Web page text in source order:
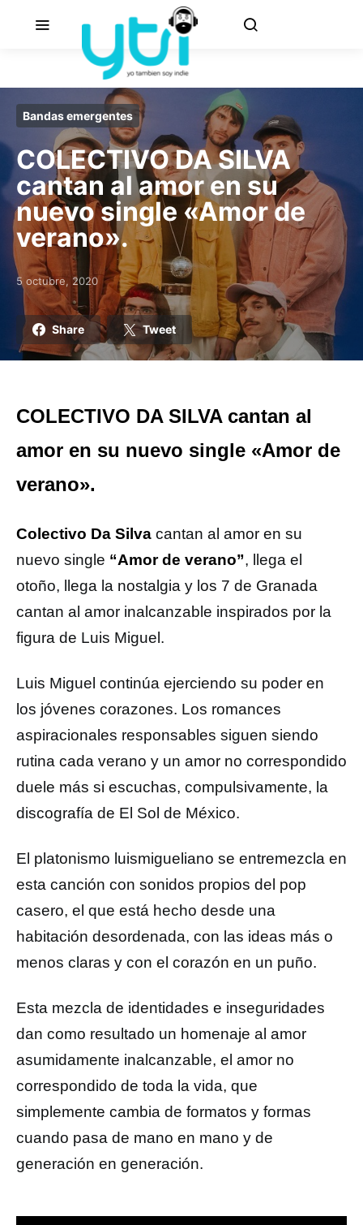
Bandas emergentes
COLECTIVO DA SILVA
cantan al amor en su
nuevo single «Amor de
verano».
Posted on
5 octubre, 2020
Share Tweet
COLECTIVO DA SILVA cantan al
amor en su nuevo single «Amor de
verano».
Colectivo Da Silva cantan al amor en su
nuevo single “Amor de verano”, llega el
otoño, llega la nostalgia y los 7 de Granada
cantan al amor inalcanzable inspirados por la
figura de Luis Miguel.
Luis Miguel continúa ejerciendo su poder en
los jóvenes corazones. Los romances
aspiracionales responsables siguen siendo
rutina cada verano y un amor no correspondido
duele más si escuchas, compulsivamente, la
discografía de El Sol de México.
El platonismo luismigueliano se entremezcla en
esta canción con sonidos propios del pop
casero, el que está hecho desde una
habitación desordenada, con las ideas más o
menos claras y con el corazón en un puño.
Esta mezcla de identidades e inseguridades
dan como resultado un homenaje al amor
asumidamente inalcanzable, el amor no
correspondido de toda la vida, que
simplemente cambia de formatos y formas
cuando pasa de mano en mano y de
generación en generación.